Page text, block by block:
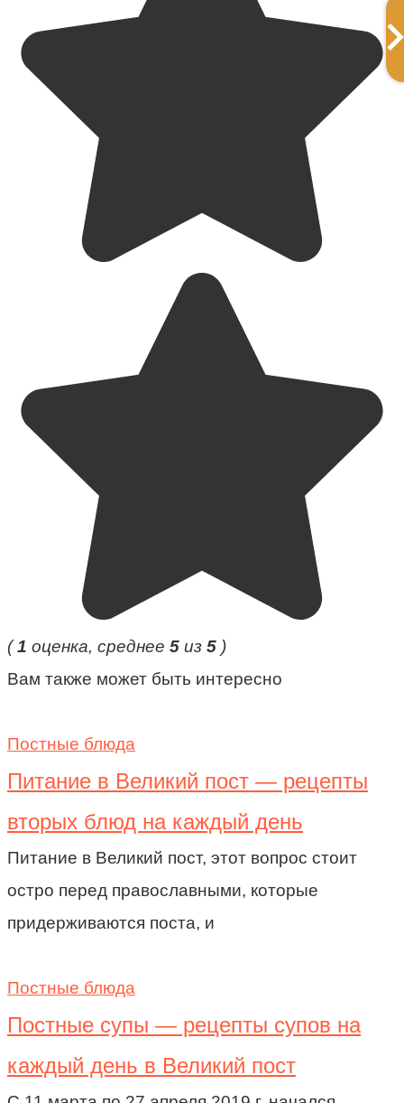
(1 оценка, среднее 5 из 5 )
Вам также может быть интересно
Постные блюда
Питание в Великий пост — рецепты
вторых блюд на каждый день
Питание в Великий пост, этот вопрос стоит
остро перед православными, которые
придерживаются поста, и
Постные блюда
Постные супы — рецепты супов на
каждый день в Великий пост